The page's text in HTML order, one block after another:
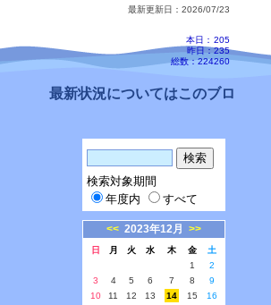
最新更新日：2026/07/23
本日： 205
昨日：235
総数：224260
最新状況についてはこのブログ、配
検索対象期間
年度内
すべて
<< 2023年12月 >>
日 月 火 水 木 金
土
1
2
3
4 5 6 7 8
9
10
11 12 13 14 15
16